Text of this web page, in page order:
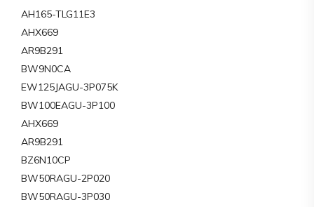
AH165-TLG11E3
AHX669
AR9B291
BW9N0CA
EW125JAGU-3P075K
BW100EAGU-3P100
AHX669
AR9B291
BZ6N10CP
BW50RAGU-2P020
BW50RAGU-3P030